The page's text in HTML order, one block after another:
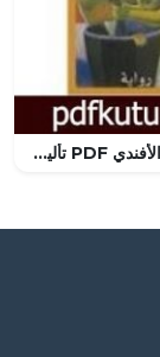
تحميل كتاب الأفندي PDF تأليف محمد ناجي مجانا [كامل]